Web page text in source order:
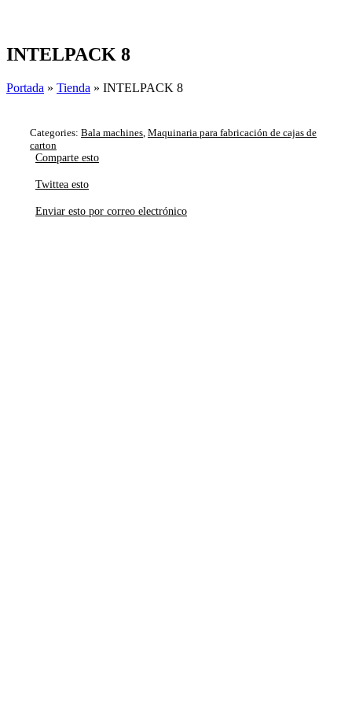
INTELPACK 8
Portada » Tienda » INTELPACK 8
Categories: Bala machines, Maquinaria para fabricación de cajas de
carton
Comparte esto
Twittea esto
Enviar esto por correo electrónico